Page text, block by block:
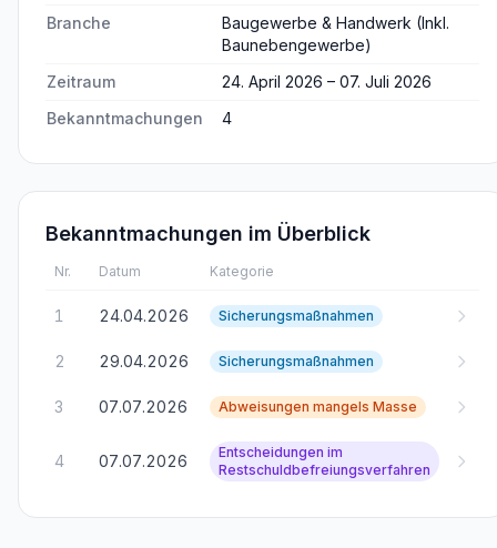
Branche
Baugewerbe & Handwerk (Inkl.
Baunebengewerbe)
Zeitraum
24. April 2026 – 07. Juli 2026
Bekanntmachungen
4
Bekanntmachungen im Überblick
Nr. Datum Kategorie
1 24.04.2026 Sicherungsmaßnahmen
2 29.04.2026 Sicherungsmaßnahmen
3 07.07.2026 Abweisungen mangels Masse
4 07.07.2026
Entscheidungen im
Restschuldbefreiungsverfahren